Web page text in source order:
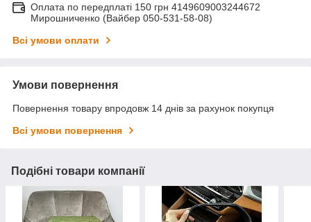
Оплата по передплаті 150 грн 4149609003244672
Мирошниченко (Вайбер 050-531-58-08)
Всі умови оплати
Умови повернення
Повернення товару впродовж 14 днів за рахунок покупця
Всі умови повернення
Подібні товари компанії